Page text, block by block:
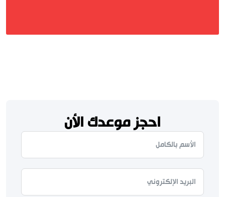
احجز موعدك الأن